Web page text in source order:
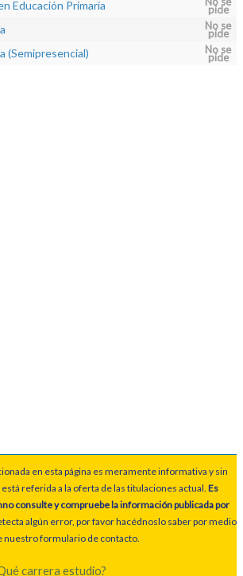
Educación Primaria pide
No se
pide
(Semipresencial) No se
pide
en esta página es meramente informativa y sin
referida a la oferta de las titulaciones actual. Es
consulte y compruebe la información publicada por
algún error, por favor hacédnoslo saber por medio
nuestro formulario de contacto.
carrera estudio?